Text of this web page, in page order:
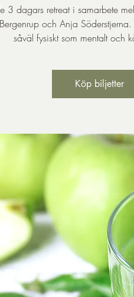
3 dagars retreat i samarbete
och Anja
såväl fysiskt som mentalt och
Köp biljetter